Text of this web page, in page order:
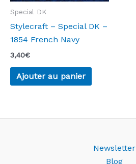
Special DK
Stylecraft – Special DK –
1854 French Navy
3,40€
Ajouter au panier
Newsletter
Blog